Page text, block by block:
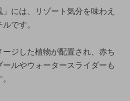
には、リゾート気分を味わえ
です。
ジした植物が配置され、赤ち
ルやウォータースライダーも